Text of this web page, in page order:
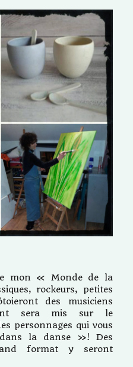
mon « Monde de la
rockeurs, petites
des musiciens
sera mis sur le
personnages qui vous
la danse »! Des
format y seront